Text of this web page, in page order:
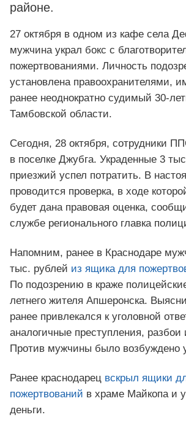
районе.
27 октября в одном из кафе села
мужчина украл бокс с
пожертвованиями. Личность
установлена правоохранителями,
ранее неоднократно судимый 30-
Тамбовской области.
Сегодня, 28 октября, сотрудники
в поселке Джубга. Украденные 3
приезжий успел потратить. В
проводится проверка, в ходе
будет дана правовая оценка,
службе регионального главка
Напомним, ранее в Краснодаре
тыс. рублей из ящика для
По подозрению в краже
летнего жителя Апшеронска.
ранее привлекался к уголовной
аналогичные преступления, разбои
Против мужчины было возбуждено
Ранее краснодарец вскрыл ящики
пожертвований в храме Майкопа и
деньги.